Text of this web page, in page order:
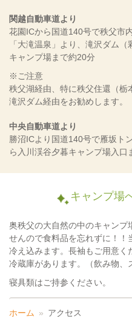
関越自動車道より
花園ICから国道140号で秩父市
「大滝温泉」より、滝沢ダム
キャンプ場まで約20分
※ご注意
秩父湖経由、特に秩父住還（栃
滝沢ダム経由をお勧めします。
中央自動車道より
勝沼ICより国道140号で雁坂ト
ら入川渓谷夕暮キャンプ場入口
キャンプ場
奥秩父の大自然の中のキャンプ
せんので食料品を忘れずに！！
冷え込みます。長袖もご用意
冷蔵庫があります。（飲み物、
寝具類はご持参ください。
ホーム アクセス